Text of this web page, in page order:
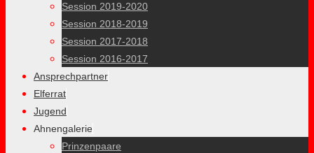
Session 2019-2020
Session 2018-2019
Session 2017-2018
Session 2016-2017
Ansprechpartner
Elferrat
Jugend
Ahnengalerie
Prinzenpaare